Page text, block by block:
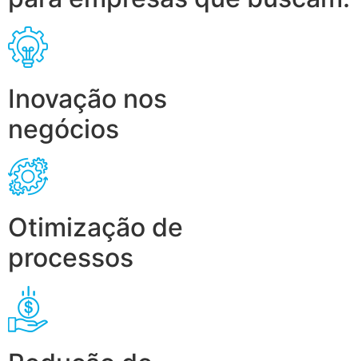
Inovação nos
negócios
Otimização de
processos